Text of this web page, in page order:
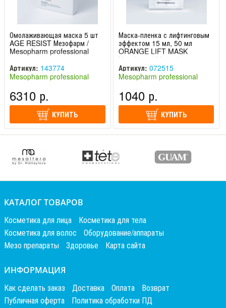
Омолаживающая маска 5 шт
AGE RESIST Мезофарм /
Mesopharm professional
Артикул: 143774
Mesopharm professional
6310 р.
КУПИТЬ
Маска-пленка с лифтинговым
эффектом 15 мл, 50 мл
ORANGE LIFT MASK
Мезофарм / Mesopharm
professional
Артикул: 072515
Mesopharm professional
1040 р.
КУПИТЬ
КАТАЛОГ ТОВАРОВ
Косметика для лица
Косметика для тела
Косметика для волос
Оборудование/аппараты
Мезо препараты
Здоровье Карта сайта
ИНФОРМАЦИЯ
Как сделать заказ Доставка Оплата
Возврат
Публичная оферта
Политика обработки ПД